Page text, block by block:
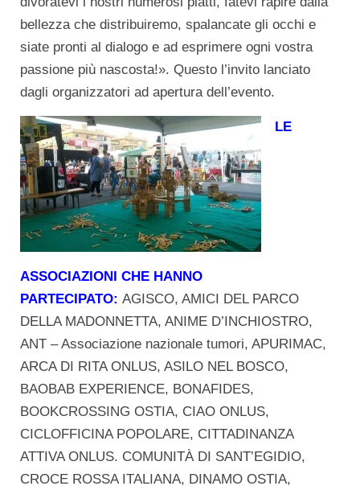
bellezza che distribuiremo, spalancate gli occhi e
siate pronti al dialogo e ad esprimere ogni vostra
passione più nascosta!». Questo l’invito lanciato
dagli organizzatori ad apertura dell’evento.
LE
ASSOCIAZIONI CHE HANNO
PARTECIPATO: AGISCO, AMICI DEL PARCO
DELLA MADONNETTA, ANIME D’INCHIOSTRO,
ANT – Associazione nazionale tumori, APURIMAC,
ARCA DI RITA ONLUS, ASILO NEL BOSCO,
BAOBAB EXPERIENCE, BONAFIDES,
BOOKCROSSING OSTIA, CIAO ONLUS,
CICLOFFICINA POPOLARE, CITTADINANZA
ATTIVA ONLUS. COMUNITÀ DI SANT’EGIDIO,
CROCE ROSSA ITALIANA, DINAMO OSTIA,